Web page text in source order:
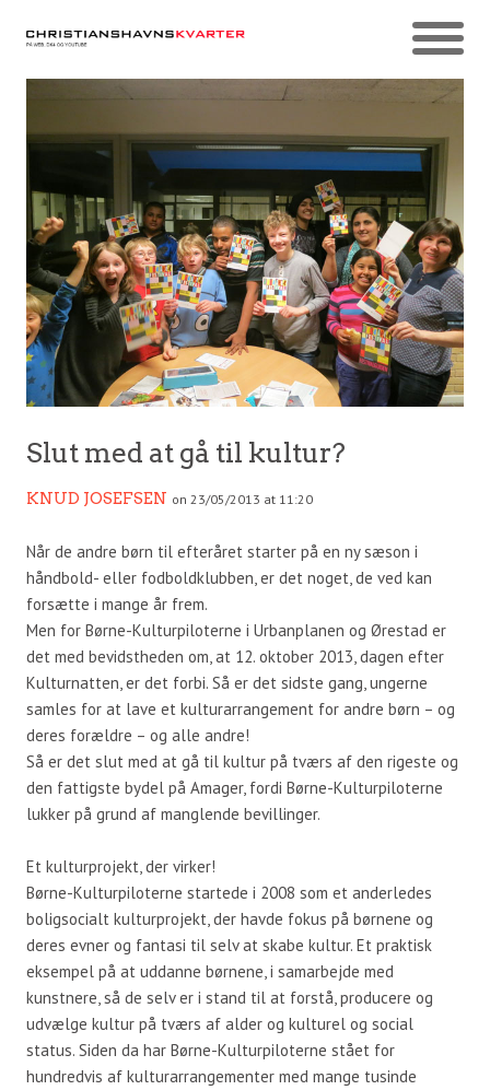
Slut med at gå til kultur?
KNUD JOSEFSEN on 23/05/2013 at 11:20
Når de andre børn til efteråret starter på en ny sæson i
håndbold- eller fodboldklubben, er det noget, de ved kan
forsætte i mange år frem.
Men for Børne-Kulturpiloterne i Urbanplanen og Ørestad er
det med bevidstheden om, at 12. oktober 2013, dagen efter
Kulturnatten, er det forbi. Så er det sidste gang, ungerne
samles for at lave et kulturarrangement for andre børn – og
deres forældre – og alle andre!
Så er det slut med at gå til kultur på tværs af den rigeste og
den fattigste bydel på Amager, fordi Børne-Kulturpiloterne
lukker på grund af manglende bevillinger.
Et kulturprojekt, der virker!
Børne-Kulturpiloterne startede i 2008 som et anderledes
boligsocialt kulturprojekt, der havde fokus på børnene og
deres evner og fantasi til selv at skabe kultur. Et praktisk
eksempel på at uddanne børnene, i samarbejde med
kunstnere, så de selv er i stand til at forstå, producere og
udvælge kultur på tværs af alder og kulturel og social
status. Siden da har Børne-Kulturpiloterne stået for
hundredvis af kulturarrangementer med mange tusinde